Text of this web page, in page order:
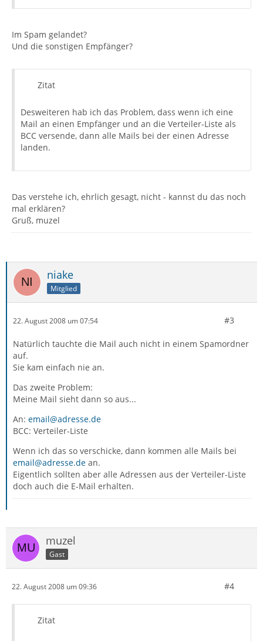
Im Spam gelandet?
Und die sonstigen Empfänger?
Zitat
Desweiteren hab ich das Problem, dass wenn ich eine
Mail an einen Empfänger und an die Verteiler-Liste als
BCC versende, dann alle Mails bei der einen Adresse
landen.
Das verstehe ich, ehrlich gesagt, nicht - kannst du das noch
mal erklären?
Gruß, muzel
niake
Mitglied
22. August 2008 um 07:54 #3
Natürlich tauchte die Mail auch nicht in einem Spamordner
auf.
Sie kam einfach nie an.
Das zweite Problem:
Meine Mail sieht dann so aus...
An: email@adresse.de
BCC: Verteiler-Liste
Wenn ich das so verschicke, dann kommen alle Mails bei
email@adresse.de an.
Eigentlich sollten aber alle Adressen aus der Verteiler-Liste
doch auch die E-Mail erhalten.
muzel
Gast
22. August 2008 um 09:36 #4
Zitat